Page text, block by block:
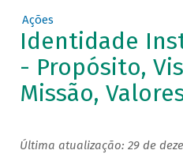
Ações
Identidade
- Propósito,
Missão,
Última atualização: 29 de